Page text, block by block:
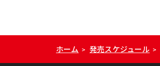
ホーム > 発売スケジュール >